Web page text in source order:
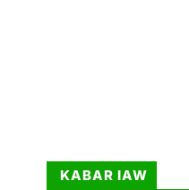
KABAR IAW